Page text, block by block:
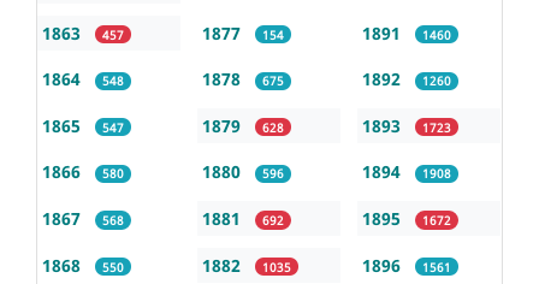
1863 457
1864 548
1865 547
1866 580
1867 568
1868 550
1877 154
1878 675
1879 628
1880 596
1881 692
1882 1035
1891 1460
1892 1260
1893 1723
1894 1908
1895 1672
1896 1561